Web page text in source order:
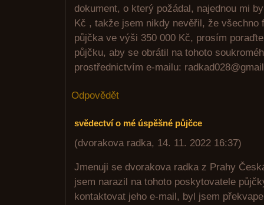
dokument, o který požádal, najednou mi
Kč , takže jsem nikdy nevěřil, že všechno
půjčka ve výši 350 000 Kč, prosím
půjčku, aby se obrátil na tohoto
prostřednictvím e-mailu:
Odpovědět
svědectví o mé úspěšné půjčce
(dvorakova radka, 14. 11. 2022 16:37)
Jmenuji se dvorakova radka z Prahy
jsem narazil na tohoto poskytovatele
kontaktovat jeho e-mail, byl jsem